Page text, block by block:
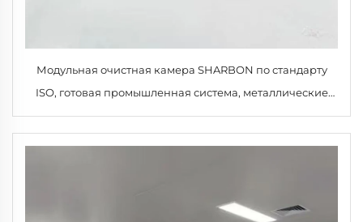
Модульная очистная камера SHARBON по стандарту
ISO, готовая промышленная система, металлические
панели, фильтр MERV 17, HEPA-фильтр для строительства
больниц